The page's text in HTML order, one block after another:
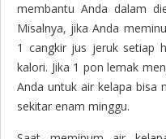
membantu Anda dalam
Misalnya, jika Anda
1 cangkir jus jeruk setiap
kalori. Jika 1 pon lemak
Anda untuk air kelapa bisa
sekitar enam minggu.